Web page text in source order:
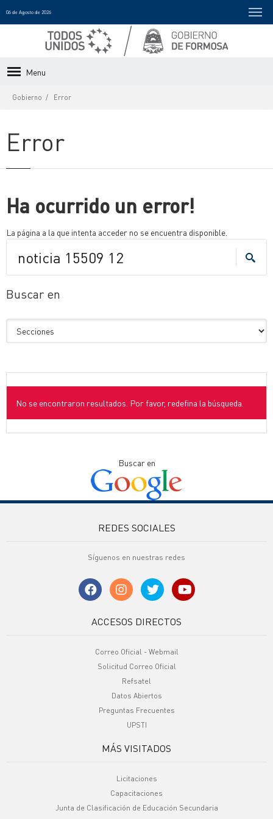
06 de Agosto de 2026
Menu
Gobierno Error
Error
Ha ocurrido un error!
La página a la que intenta acceder no se encuentra disponible.
Buscar en
No se encontraron resultados. Por favor, redefina la búsqueda.
Buscar en
REDES SOCIALES
Síguenos en nuestras redes
ACCESOS DIRECTOS
Correo Oficial - Webmail
Solicitud Correo Oficial
Refsatel
Datos Abiertos
Preguntas Frecuentes
UPSTI
MÁS VISITADOS
Licitaciones
Capacitaciones
Junta de Clasificación de Educación Secundaria